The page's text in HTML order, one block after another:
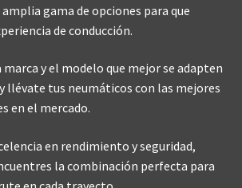
gama de opciones para que
de conducción.
y el modelo que mejor se adapten
llévate tus neumáticos con las mejores
en el mercado.
en rendimiento y seguridad,
la combinación perfecta para